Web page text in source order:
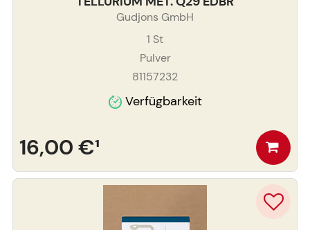
Gudjons GmbH
1 St
Pulver
81157232
Verfügbarkeit
16,00 €¹